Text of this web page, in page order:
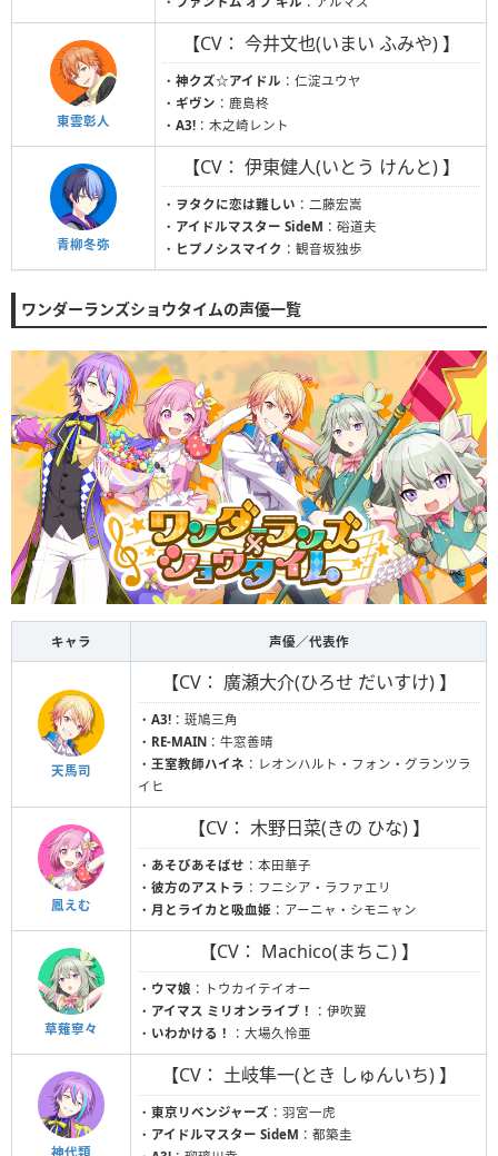
東雲彰人
【CV： 今井文也(いまい ふみや) 】
・ 神クズ☆アイドル ：仁淀ユウヤ
・ ギヴン ：鹿島柊
・ A3! ：木之崎レント
青柳冬弥
【CV： 伊東健人(いとう けんと) 】
・ ヲタクに恋は難しい ：二藤宏嵩
・ アイドルマスター SideM ：硲道夫
・ ヒプノシスマイク ：観音坂独歩
ワンダーランズショウタイムの声優一覧
キャラ 声優／代表作
天馬司
【CV： 廣瀬大介(ひろせ だいすけ) 】
・ A3! ：斑鳩三角
・ RE-MAIN ：牛窓善晴
・ 王室教師ハイネ ：レオンハルト・フォン・グランツラ
イヒ
鳳えむ
【CV： 木野日菜(きの ひな) 】
・ あそびあそばせ ：本田華子
・ 彼方のアストラ ：フニシア・ラファエリ
・ 月とライカと吸血姫 ：アーニャ・シモニャン
草薙寧々
【CV： Machico(まちこ) 】
・ ウマ娘 ：トウカイテイオー
・ アイマス ミリオンライブ！
：伊吹翼
・ いわかける！ ：大場久怜亜
神代類
【CV： 土岐隼一(とき しゅんいち) 】
・ 東京リベンジャーズ ：羽宮一虎
・ アイドルマスター SideM ：都築圭